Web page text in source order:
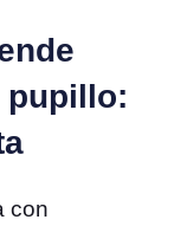
pupillo:
con